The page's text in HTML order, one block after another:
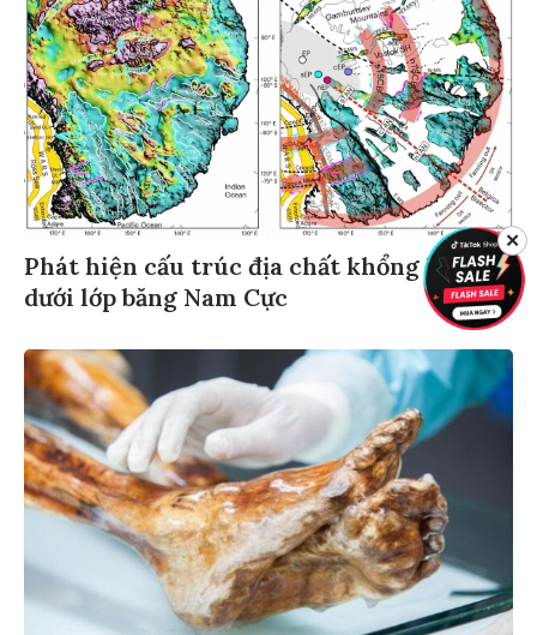
Phát hiện cấu trúc địa chất khổng lồ ẩn
dưới lớp băng Nam Cực
✕